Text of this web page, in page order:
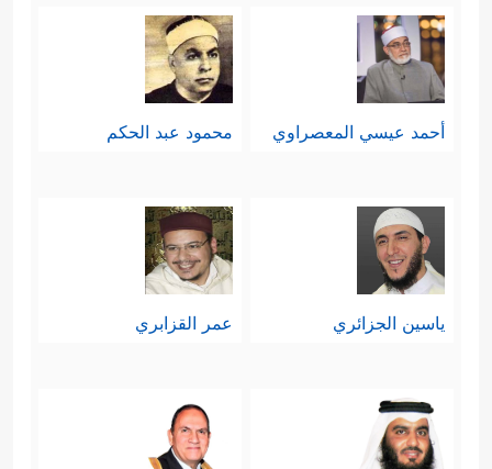
أحمد عيسي المعصراوي محمود عبد الحكم
ياسين الجزائري عمر القزابري